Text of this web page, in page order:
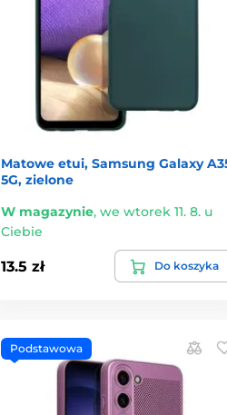
Matowe etui, Samsung Galaxy
5G, zielone
W magazynie, we wtorek 11. 8. u
Ciebie
13.5 zł Do koszyka
Podstawowa